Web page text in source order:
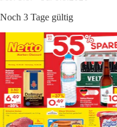
Noch 3 Tage gültig